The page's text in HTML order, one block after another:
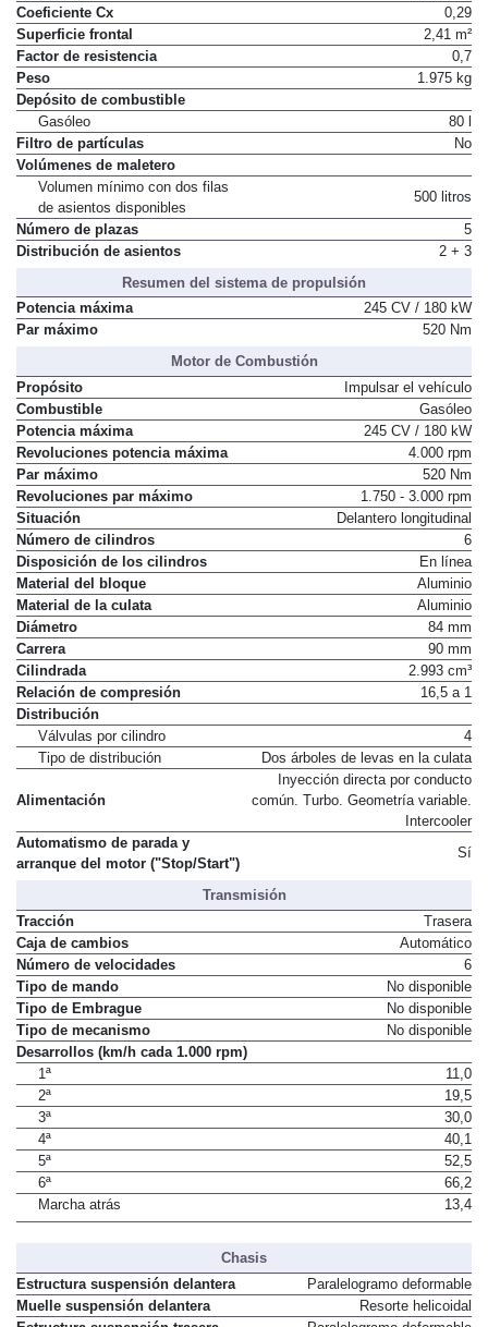
Coeficiente Cx
0,29
Superficie frontal
2,41 m²
Factor de resistencia
0,7
Peso
1.975 kg
Depósito de combustible
Gasóleo
80 l
Filtro de partículas
No
Volúmenes de maletero
Volumen mínimo con dos filas
de asientos disponibles
500 litros
Número de plazas
5
Distribución de asientos
2 + 3
Resumen del sistema de propulsión
Potencia máxima
245 CV / 180 kW
Par máximo
520 Nm
Motor de Combustión
Propósito
Impulsar el vehículo
Combustible
Gasóleo
Potencia máxima
245 CV / 180 kW
Revoluciones potencia máxima
4.000 rpm
Par máximo
520 Nm
Revoluciones par máximo
1.750 - 3.000 rpm
Situación
Delantero longitudinal
Número de cilindros
6
Disposición de los cilindros
En línea
Material del bloque
Aluminio
Material de la culata
Aluminio
Diámetro
84 mm
Carrera
90 mm
Cilindrada
2.993 cm³
Relación de compresión
16,5 a 1
Distribución
Válvulas por cilindro
4
Tipo de distribución
Dos árboles de levas en la culata
Alimentación
Inyección directa por conducto
común. Turbo. Geometría variable.
Intercooler
Automatismo de parada y
arranque del motor ("Stop/Start")
Sí
Transmisión
Tracción
Trasera
Caja de cambios
Automático
Número de velocidades
6
Tipo de mando
No disponible
Tipo de Embrague
No disponible
Tipo de mecanismo
No disponible
Desarrollos (km/h cada 1.000 rpm)
1ª
11,0
2ª
19,5
3ª
30,0
4ª
40,1
5ª
52,5
6ª
66,2
Marcha atrás
13,4
Chasis
Estructura suspensión delantera
Paralelogramo deformable
Muelle suspensión delantera
Resorte helicoidal